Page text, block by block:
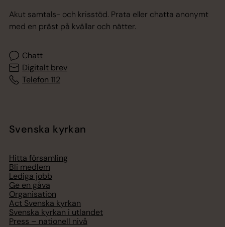
Akut samtals- och krisstöd. Prata eller chatta anonymt
med en präst på kvällar och nätter.
Chatt
Digitalt brev
Telefon 112
Svenska kyrkan
Hitta församling
Bli medlem
Lediga jobb
Ge en gåva
Organisation
Act Svenska kyrkan
Svenska kyrkan i utlandet
Press – nationell nivå